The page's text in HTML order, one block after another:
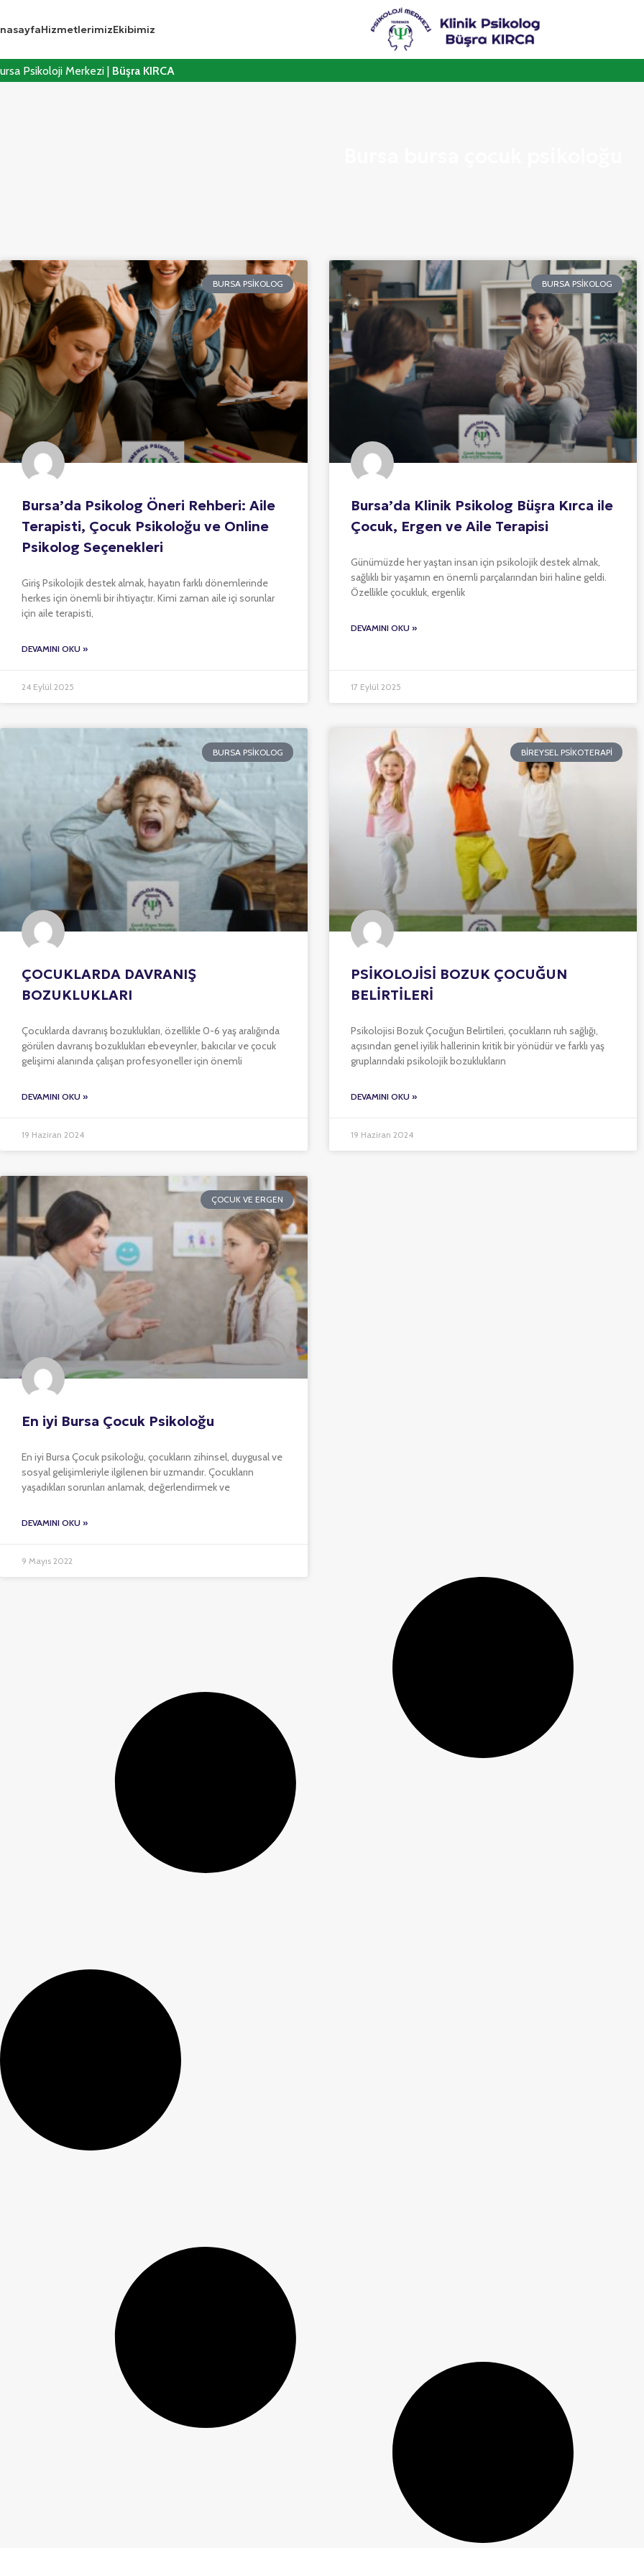
HizmetlerimizEkibimiz
Psikoloji Merkezi | Büşra KIRCA
BURSA PSIKOLOG
Bursa’da Psikolog Öneri Rehberi: Aile
Terapisti, Çocuk Psikoloğu ve Online
Psikolog Seçenekleri
Giriş Psikolojik destek almak, hayatın farklı dönemlerinde
herkes için önemli bir ihtiyaçtır. Kimi zaman aile içi sorunlar
için aile terapisti,
DEVAMINI OKU »
24 Eylül 2025
BURSA PSIKOLOG
Bursa’da Klinik Psikolog Büşra Kırca ile
Çocuk, Ergen ve Aile Terapisi
Günümüzde her yaştan insan için psikolojik destek almak,
sağlıklı bir yaşamın en önemli parçalarından biri haline geldi.
Özellikle çocukluk, ergenlik
DEVAMINI OKU »
17 Eylül 2025
BURSA PSIKOLOG
ÇOCUKLARDA DAVRANIŞ
BOZUKLUKLARI
Çocuklarda davranış bozuklukları, özellikle 0-6 yaş aralığında
görülen davranış bozuklukları ebeveynler, bakıcılar ve çocuk
gelişimi alanında çalışan profesyoneller için önemli
DEVAMINI OKU »
19 Haziran 2024
BIREYSEL PSIKOTERAPI
PSİKOLOJİSİ BOZUK ÇOCUĞUN
BELİRTİLERİ
Psikolojisi Bozuk Çocuğun Belirtileri, çocukların ruh sağlığı,
açısından genel iyilik hallerinin kritik bir yönüdür ve farklı yaş
gruplarındaki psikolojik bozuklukların
DEVAMINI OKU »
19 Haziran 2024
ÇOCUK VE ERGEN
En iyi Bursa Çocuk Psikoloğu
En iyi Bursa Çocuk psikoloğu, çocukların zihinsel, duygusal ve
sosyal gelişimleriyle ilgilenen bir uzmandır. Çocukların
yaşadıkları sorunları anlamak, değerlendirmek ve
DEVAMINI OKU »
9 Mayıs 2022